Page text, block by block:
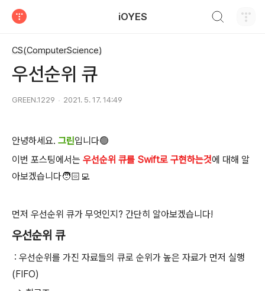
iOYES
CS(ComputerScience)
우선순위 큐
GREEN.1229 2021. 5. 17. 14:49
안녕하세요. 그린입니다🟢
이번 포스팅에서는 우선순위 큐를 Swift로 구현하는것에 대해 알
아보겠습니다🧑🏻‍💻
먼저 우선순위 큐가 무엇인지? 간단히 알아보겠습니다!
우선순위 큐
: 우선순위를 가진 자료들의 큐로 순위가 높은 자료가 먼저 실행
(FIFO)